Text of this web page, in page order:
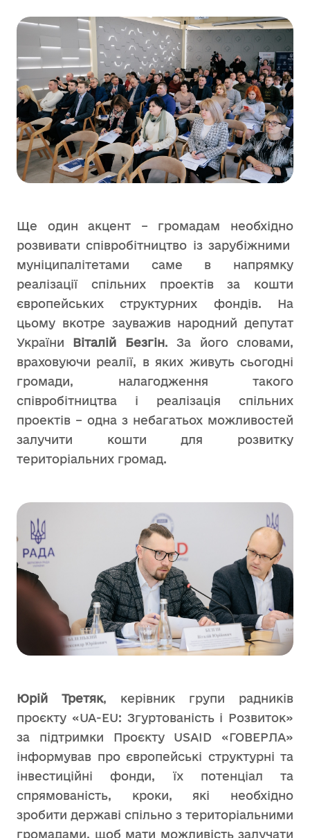
Ще один акцент – громадам необхідно
розвивати співробітництво із зарубіжними
муніципалітетами саме в напрямку
реалізації спільних проектів за кошти
європейських структурних фондів. На
цьому вкотре зауважив народний депутат
України Віталій Безгін. За його словами,
враховуючи реалії, в яких живуть сьогодні
громади, налагодження такого
співробітництва і реалізація спільних
проектів – одна з небагатьох можливостей
залучити кошти для розвитку
територіальних громад.
Юрій Третяк, керівник групи радників
проєкту «UA-EU: Згуртованість і Розвиток»
за підтримки Проєкту USAID «ГОВЕРЛА»
інформував про європейські структурні та
інвестиційні фонди, їх потенціал та
спрямованість, кроки, які необхідно
зробити державі спільно з територіальними
громадами, щоб мати можливість залучати